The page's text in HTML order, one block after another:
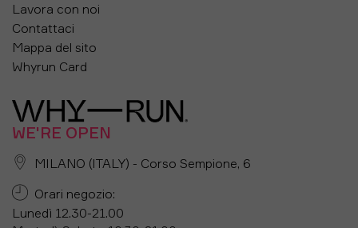
Lavora con noi
Contattaci
Mappa del sito
Whyrun Card
WE'RE OPEN
MILANO (ITALY) - Corso Sempione, 6
Orari negozio:
Lunedì 12.30-21.00